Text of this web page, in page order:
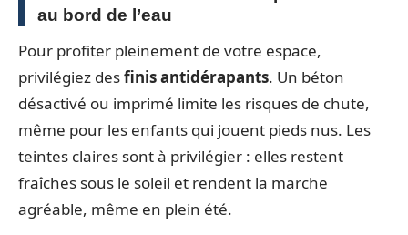
au bord de l’eau
Pour profiter pleinement de votre espace,
privilégiez desfinis antidérapants. Un béton
désactivé ou imprimé limite les risques de chute,
même pour les enfants qui jouent pieds nus. Les
teintes claires sont à privilégier : elles restent
fraîches sous le soleil et rendent la marche
agréable, même en plein été.